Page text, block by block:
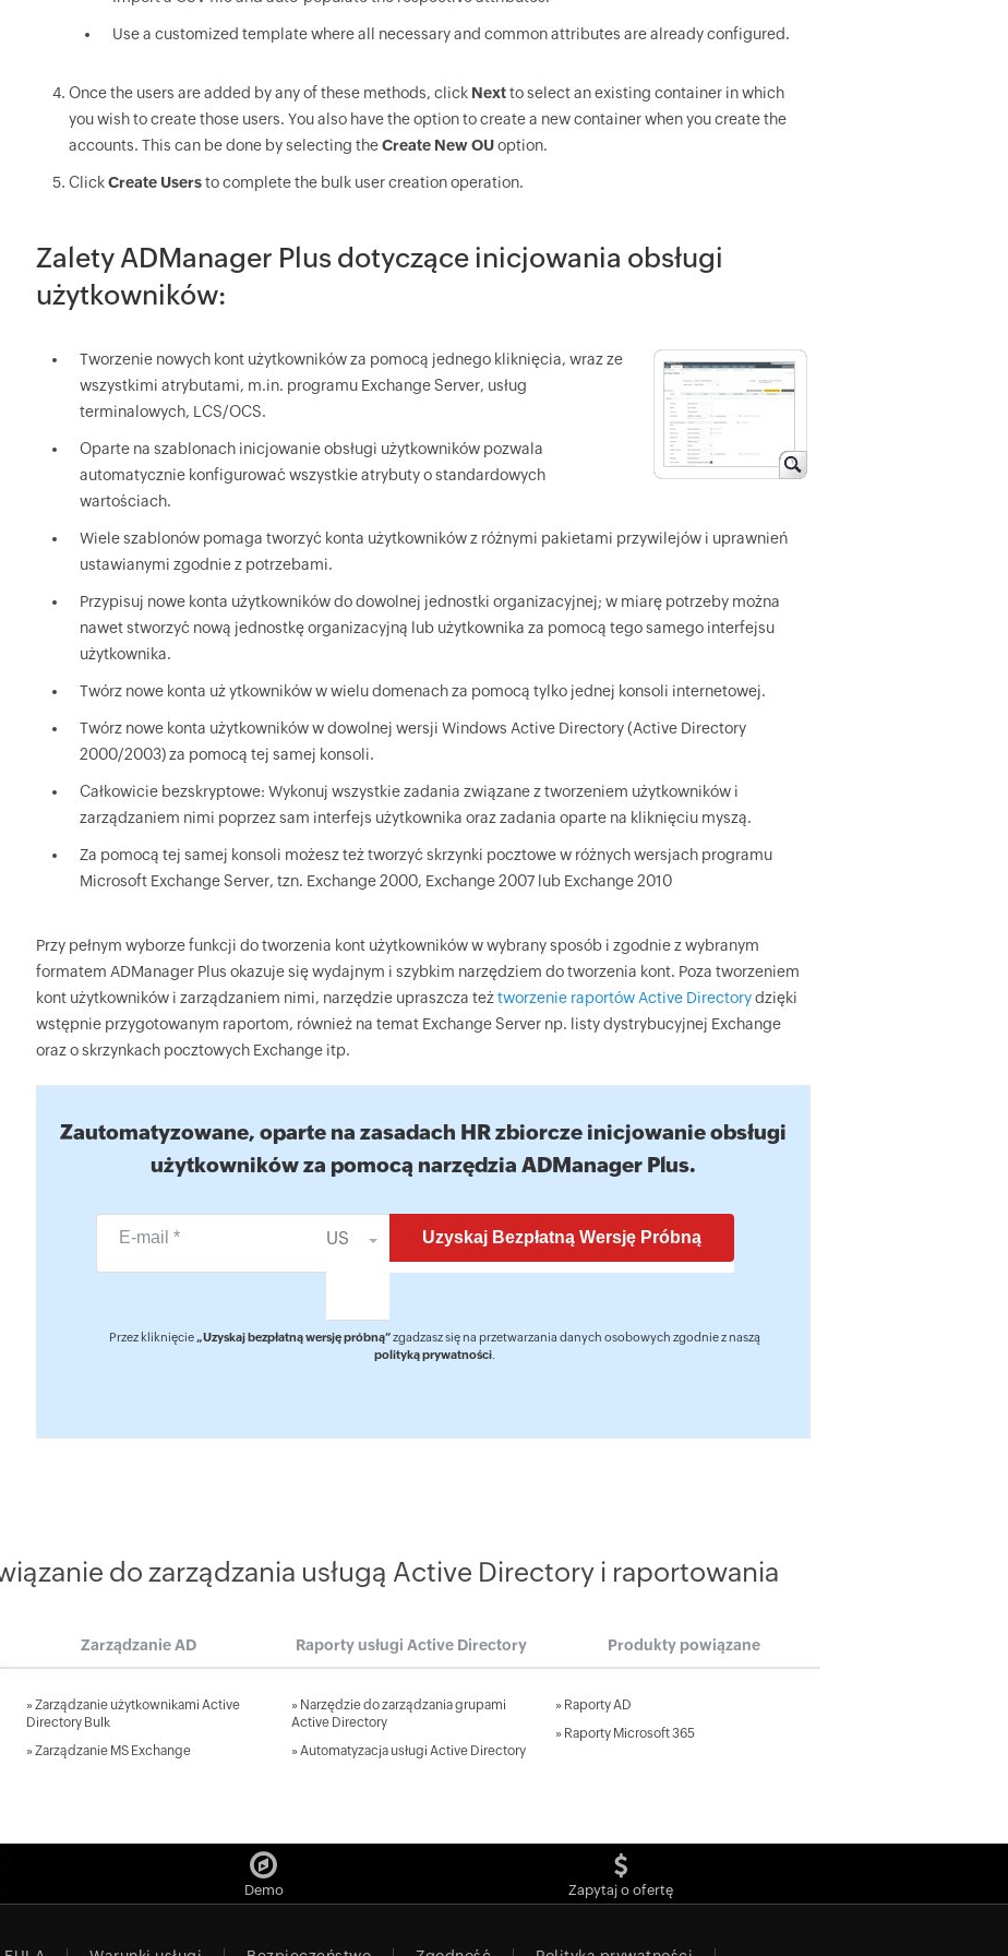
Use a customized template where all necessary and common attributes are already configured.
Once the users are added by any of these methods, click Nextto select an existing container in which
you wish to create those users. You also have the option to create a new container when you create the
accounts. This can be done by selecting theCreate New OUoption.
ClickCreate Usersto complete the bulk user creation operation.
Zalety ADManager Plus dotyczące inicjowania obsługi
użytkowników:
Tworzenie nowych kont użytkowników za pomocą jednego kliknięcia, wraz ze
wszystkimi atrybutami, m.in. programu Exchange Server, usług
terminalowych, LCS/OCS.
Oparte na szablonach inicjowanie obsługi użytkowników pozwala
automatycznie konfigurować wszystkie atrybuty o standardowych
wartościach.
Wiele szablonów pomaga tworzyć konta użytkowników z różnymi pakietami przywilejów i uprawnień
ustawianymi zgodnie z potrzebami.
Przypisuj nowe konta użytkowników do dowolnej jednostki organizacyjnej; w miarę potrzeby można
nawet stworzyć nową jednostkę organizacyjną lub użytkownika za pomocą tego samego interfejsu
użytkownika.
Twórz nowe konta uż ytkowników w wielu domenach za pomocą tylko jednej konsoli internetowej.
Twórz nowe konta użytkowników w dowolnej wersji Windows Active Directory (Active Directory
2000/2003) za pomocą tej samej konsoli.
Całkowicie bezskryptowe: Wykonuj wszystkie zadania związane z tworzeniem użytkowników i
zarządzaniem nimi poprzez sam interfejs użytkownika oraz zadania oparte na kliknięciu myszą.
Za pomocą tej samej konsoli możesz też tworzyć skrzynki pocztowe w różnych wersjach programu
Microsoft Exchange Server, tzn. Exchange 2000, Exchange 2007 lub Exchange 2010
Przy pełnym wyborze funkcji do tworzenia kont użytkowników w wybrany sposób i zgodnie z wybranym
formatem ADManager Plus okazuje się wydajnym i szybkim narzędziem do tworzenia kont. Poza tworzeniem
kont użytkowników i zarządzaniem nimi, narzędzie upraszcza teżtworzenie raportów Active Directorydzięki
wstępnie przygotowanym raportom, również na temat Exchange Server np. listy dystrybucyjnej Exchange
oraz o skrzynkach pocztowych Exchange itp.
Zautomatyzowane, oparte na zasadach HR zbiorcze inicjowanie obsługi
użytkowników za pomocą narzędzia ADManager Plus.
US
Przez kliknięcie „Uzyskaj bezpłatną wersję próbną”zgadzasz się na przetwarzania danych osobowych zgodnie z naszą
polityką prywatności.
do zarządzania usługą Active Directory i raportowania
Zarządzanie AD Raporty usługi Active Directory Produkty powiązane
»Zarządzanie użytkownikami Active
Directory Bulk
»Zarządzanie MS Exchange
» Narzędzie do zarządzania grupami
Active Directory
» Automatyzacja usługi Active Directory
» Raporty AD
» Raporty Microsoft 365
Demo Zapytaj o ofertę